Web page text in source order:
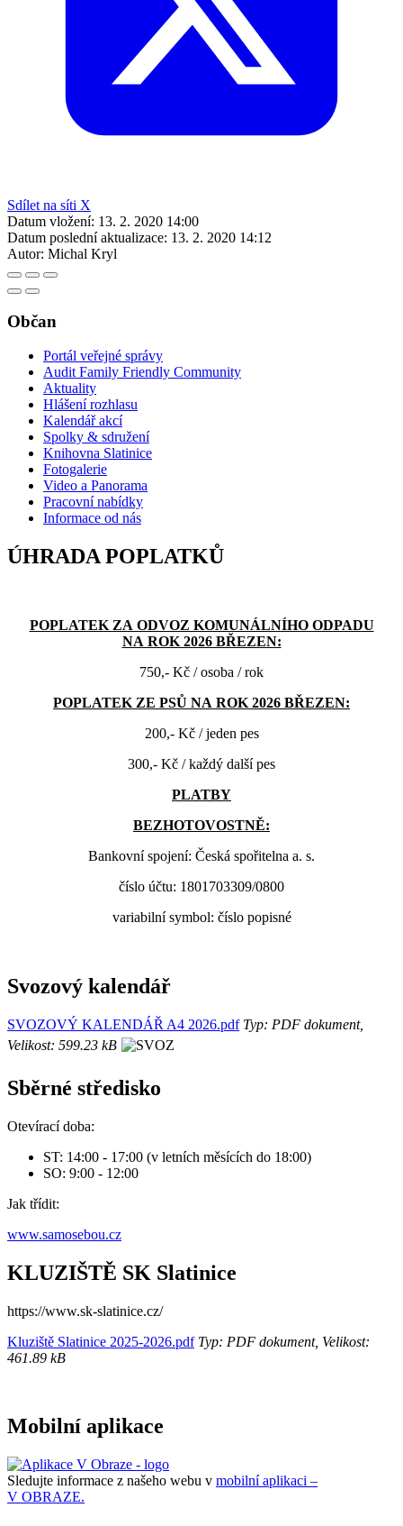
Sdílet na síti X
Datum vložení: 13. 2. 2020 14:00
Datum poslední aktualizace: 13. 2. 2020 14:12
Autor: Michal Kryl
Občan
Portál veřejné správy
Audit Family Friendly Community
Aktuality
Hlášení rozhlasu
Kalendář akcí
Spolky & sdružení
Knihovna Slatinice
Fotogalerie
Video a Panorama
Pracovní nabídky
Informace od nás
ÚHRADA POPLATKŮ
POPLATEK ZA ODVOZ KOMUNÁLNÍHO ODPADU
NA ROK 2026 BŘEZEN:
750,- Kč / osoba / rok
POPLATEK ZE PSŮ NA ROK 2026 BŘEZEN:
200,- Kč / jeden pes
300,- Kč / každý další pes
PLATBY
BEZHOTOVOSTNĚ:
Bankovní spojení: Česká spořitelna a. s.
číslo účtu: 1801703309/0800
variabilní symbol: číslo popisné
Svozový kalendář
SVOZOVÝ KALENDÁŘ A4 2026.pdfTyp: PDF dokument,
Velikost: 599.23 kB
Sběrné středisko
Otevírací doba:
ST: 14:00 - 17:00 (v letních měsících do 18:00)
SO: 9:00 - 12:00
Jak třídit:
www.samosebou.cz
KLUZIŠTĚ SK Slatinice
https://www.sk-slatinice.cz/
Kluziště Slatinice 2025-2026.pdfTyp: PDF dokument, Velikost:
461.89 kB
Mobilní aplikace
Sledujte informace z našeho webu v mobilní aplikaci –
V OBRAZE.